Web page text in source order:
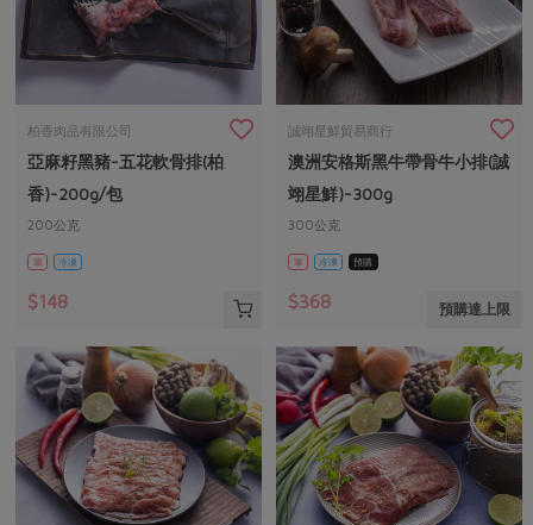
家庭清潔 織品
日用品 圖書禮品
最新產品
素食專區
樂齡友善
主題食譜
異國料理
年菜食譜
節慶大餐
高麗菜海鮮煎餅
更多議題活動
把最好的台灣味帶回家！
生活者e週報
綠主張月刊
選舉專區
媒體報導
下載專區
地區活動
活動報下載
柏香肉品有限公司
亞麻籽黑豬-五花軟骨排(柏
香)-200g/包
200公克
葷 冷凍
$148
誠翊星鮮貿易商行
澳洲安格斯黑牛帶骨牛小排(誠
翊星鮮)-300g
300公克
葷 冷凍 預購
$368 預購達上限